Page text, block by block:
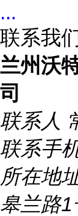
...
联系我
兰州沃
司
联系人
联系手
所在地
皋兰路